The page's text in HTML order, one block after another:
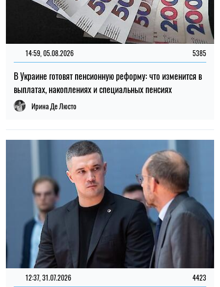
12:37, 31.07.2026
Федоров рассказал о конфликте вокруг реформ армии,
отношении к протестам и будущем войны – интервью NYT
Ирина Де Люсто